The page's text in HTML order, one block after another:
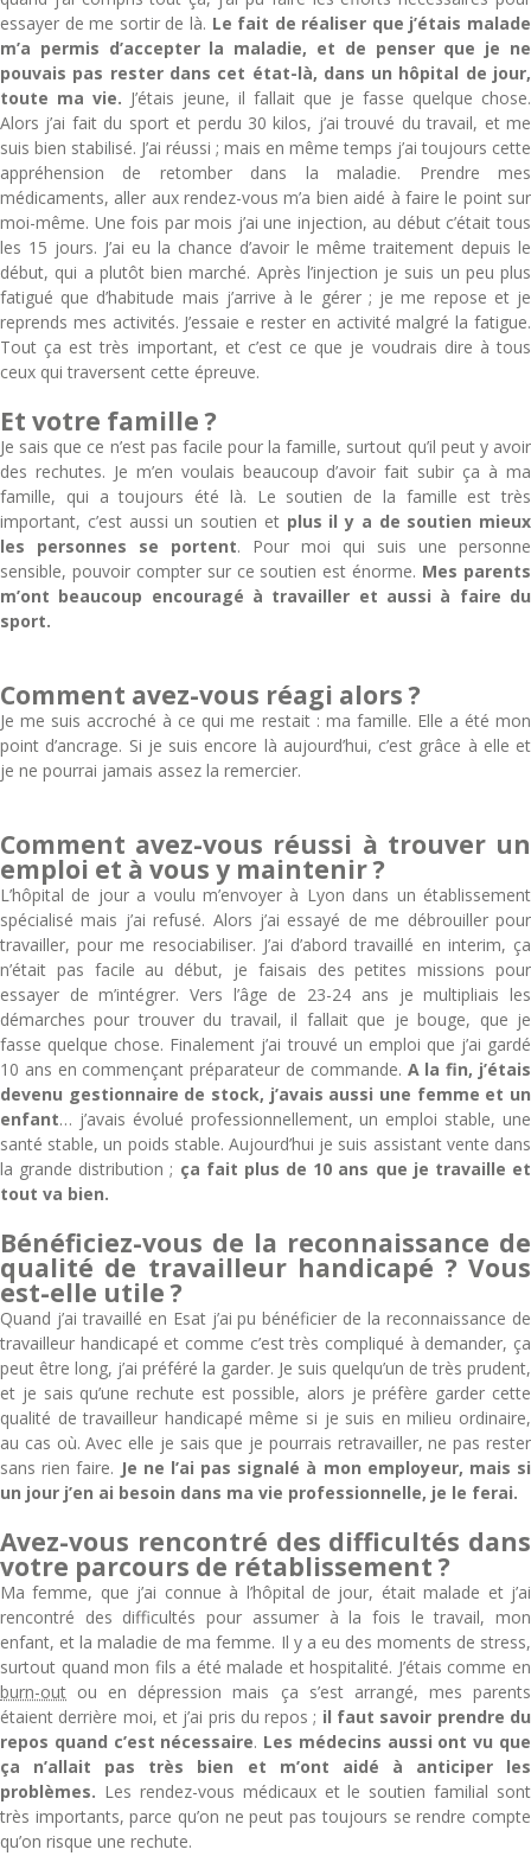
essayer de me sortir de là. Le fait de réaliser que j’étais malade
m’a permis d’accepter la maladie, et de penser que je ne
pouvais pas rester dans cet état-là, dans un hôpital de jour,
toute ma vie. J’étais jeune, il fallait que je fasse quelque chose.
Alors j’ai fait du sport et perdu 30 kilos, j’ai trouvé du travail, et me
suis bien stabilisé. J’ai réussi ; mais en même temps j’ai toujours cette
appréhension de retomber dans la maladie. Prendre mes
médicaments, aller aux rendez-vous m’a bien aidé à faire le point sur
moi-même. Une fois par mois j’ai une injection, au début c’était tous
les 15 jours. J’ai eu la chance d’avoir le même traitement depuis le
début, qui a plutôt bien marché. Après l’injection je suis un peu plus
fatigué que d’habitude mais j’arrive à le gérer ; je me repose et je
reprends mes activités. J’essaie e rester en activité malgré la fatigue.
Tout ça est très important, et c’est ce que je voudrais dire à tous
ceux qui traversent cette épreuve.
Et votre famille ?
Je sais que ce n’est pas facile pour la famille, surtout qu’il peut y avoir
des rechutes. Je m’en voulais beaucoup d’avoir fait subir ça à ma
famille, qui a toujours été là. Le soutien de la famille est très
important, c’est aussi un soutien etplus il y a de soutien mieux
les personnes se portent. Pour moi qui suis une personne
sensible, pouvoir compter sur ce soutien est énorme. Mes parents
m’ont beaucoup encouragé à travailler et aussi à faire du
sport.
Comment avez-vous réagi alors ?
Je me suis accroché à ce qui me restait : ma famille. Elle a été mon
point d’ancrage. Si je suis encore là aujourd’hui, c’est grâce à elle et
je ne pourrai jamais assez la remercier.
Comment avez-vous réussi à trouver un
emploi et à vous y maintenir ?
L’hôpital de jour a voulu m’envoyer à Lyon dans un établissement
spécialisé mais j’ai refusé. Alors j’ai essayé de me débrouiller pour
travailler, pour me resociabiliser. J’ai d’abord travaillé en interim, ça
n’était pas facile au début, je faisais des petites missions pour
essayer de m’intégrer. Vers l’âge de 23-24 ans je multipliais les
démarches pour trouver du travail, il fallait que je bouge, que je
fasse quelque chose. Finalement j’ai trouvé un emploi que j’ai gardé
10 ans en commençant préparateur de commande. A la fin, j’étais
devenu gestionnaire de stock, j’avais aussi une femme et un
enfant… j’avais évolué professionnellement, un emploi stable, une
santé stable, un poids stable. Aujourd’hui je suis assistant vente dans
la grande distribution ; ça fait plus de 10 ans que je travaille et
tout va bien.
Bénéficiez-vous de la reconnaissance de
qualité de travailleur handicapé ? Vous
est-elle utile ?
Quand j’ai travaillé en Esat j’ai pu bénéficier de la reconnaissance de
travailleur handicapé et comme c’est très compliqué à demander, ça
peut être long, j’ai préféré la garder. Je suis quelqu’un de très prudent,
et je sais qu’une rechute est possible, alors je préfère garder cette
qualité de travailleur handicapé même si je suis en milieu ordinaire,
au cas où. Avec elle je sais que je pourrais retravailler, ne pas rester
sans rien faire. Je ne l’ai pas signalé à mon employeur, mais si
un jour j’en ai besoin dans ma vie professionnelle, je le ferai.
Avez-vous rencontré des difficultés dans
votre parcours de rétablissement ?
Ma femme, que j’ai connue à l’hôpital de jour, était malade et j’ai
rencontré des difficultés pour assumer à la fois le travail, mon
enfant, et la maladie de ma femme. Il y a eu des moments de stress,
surtout quand mon fils a été malade et hospitalité. J’étais comme en
burn-out ou en dépression mais ça s’est arrangé, mes parents
étaient derrière moi, et j’ai pris du repos ; il faut savoir prendre du
repos quand c’est nécessaire. Les médecins aussi ont vu que
ça n’allait pas très bien et m’ont aidé à anticiper les
problèmes. Les rendez-vous médicaux et le soutien familial sont
très importants, parce qu’on ne peut pas toujours se rendre compte
qu’on risque une rechute.